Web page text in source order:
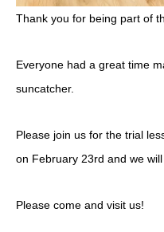
Thank you for being part of
Everyone had a great time
suncatcher.
Please join us for the trial
on February 23rd and we will
Please come and visit us!